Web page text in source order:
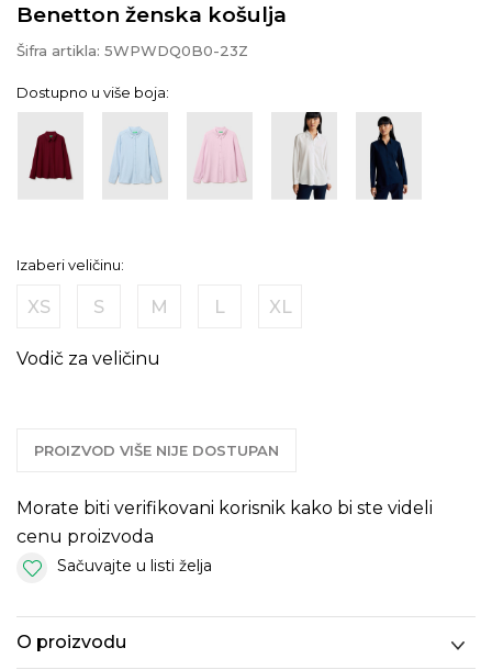
Benetton ženska košulja
Šifra artikla: 5WPWDQ0B0-23Z
Dostupno u više boja:
Izaberi veličinu:
XS S M L XL
Vodič za veličinu
PROIZVOD VIŠE NIJE DOSTUPAN
Morate biti verifikovani korisnik kako bi ste videli
cenu proizvoda
Sačuvajte u listi želja
O proizvodu